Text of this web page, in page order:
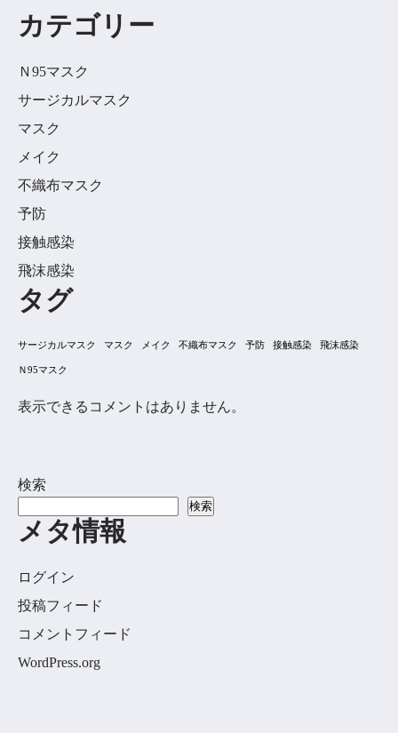
カテゴリー
Ｎ95マスク
サージカルマスク
マスク
メイク
不織布マスク
予防
接触感染
飛沫感染
タグ
サージカルマスク マスク メイク 不織布マスク 予防 接触感染 飛沫感染
Ｎ95マスク
表示できるコメントはありません。
検索
検索
メタ情報
ログイン
投稿フィード
コメントフィード
WordPress.org